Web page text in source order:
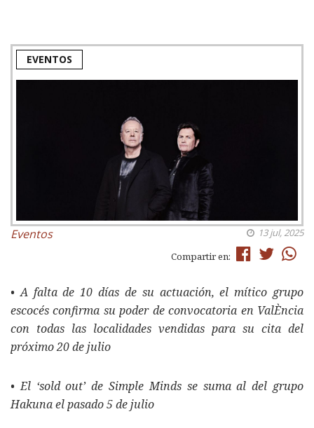
EVENTOS
Eventos
13 jul, 2025
Compartir en:
• A falta de 10 días de su actuación, el mítico grupo
escocés confirma su poder de convocatoria en ValÈncia
con todas las localidades vendidas para su cita del
próximo 20 de julio
• El ‘sold out’ de Simple Minds se suma al del grupo
Hakuna el pasado 5 de julio